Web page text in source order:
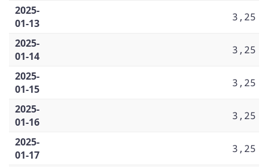
2025-
01-13
3,25
2025-
01-14
3,25
2025-
01-15
3,25
2025-
01-16
3,25
2025-
01-17
3,25